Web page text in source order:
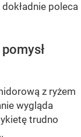
poleca
z ryżem
wygląda
trudno